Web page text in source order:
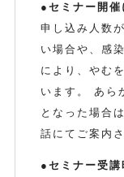
●セミナー開催
申し込み人数
い場合や、感
により、やむ
います。 あら
となった場合
話にてご案内
●セミナー受講